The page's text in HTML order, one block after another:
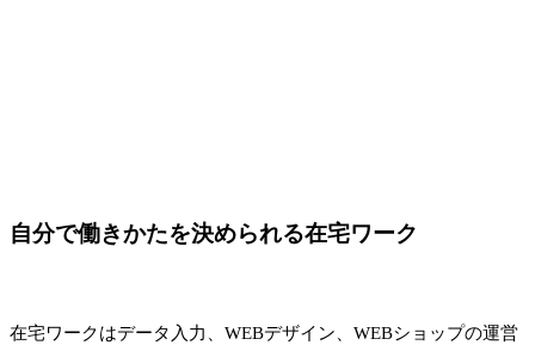
自分で働きかたを決められる在宅ワーク
在宅ワークはデータ入力、WEBデザイン、WEBショップの運営